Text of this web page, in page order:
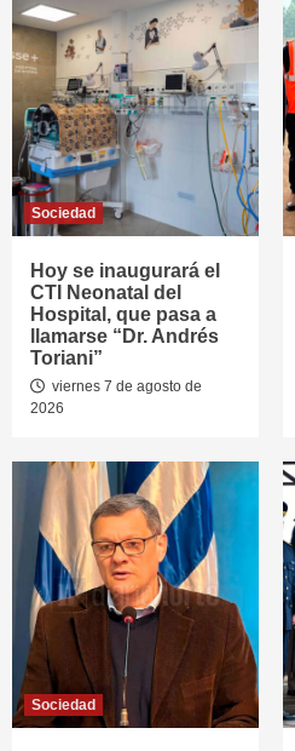
Sociedad
Hoy se inaugurará el
CTI Neonatal del
Hospital, que pasa a
llamarse “Dr. Andrés
Toriani”
viernes 7 de agosto de
2026
Sociedad